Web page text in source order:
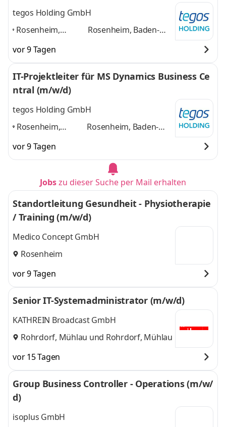
tegos Holding GmbH
Rosenheim,
Würrtemberg,
Regensburg,
Ingolstadt,
Bayern,
Rosenheim, Baden-
Ingolstadt, Bayernund
1 weitere
vor 9 Tagen
IT-Projektleiter für MS Dynamics Business Ce
ntral (m/w/d)
tegos Holding GmbH
Rosenheim,
Würrtemberg,
Regensburg,
Rosenheim, Baden-
Ingolstadtund 1
weitere
vor 9 Tagen
Jobszu dieser Suche per Mail erhalten
Standortleitung Gesundheit - Physiotherapie
/ Training (m/w/d)
Medico Concept GmbH
Rosenheim
vor 9 Tagen
Senior IT-Systemadministrator (m/w/d)
KATHREIN Broadcast GmbH
Rohrdorf, Mühlau und Rohrdorf, Mühlau
vor 15 Tagen
Group Business Controller - Operations (m/w/
d)
isoplus GmbH